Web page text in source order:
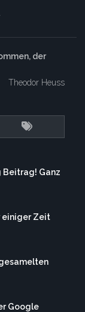
der
Theodor Heuss
Beitrag! Ganz
einiger Zeit
Google